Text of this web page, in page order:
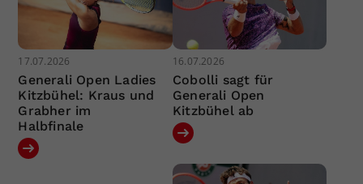
17.07.2026
Generali Open Ladies
Kitzbühel: Kraus und
Grabher im
Halbfinale
16.07.2026
Cobolli sagt für
Generali Open
Kitzbühel ab